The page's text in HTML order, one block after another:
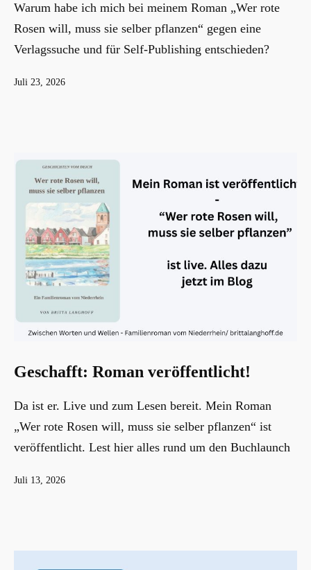
Warum habe ich mich bei meinem Roman „Wer rote
Rosen will, muss sie selber pflanzen“ gegen eine
Verlagssuche und für Self-Publishing entschieden?
Veröffentlicht
Juli 23, 2026
Geschafft: Roman veröffentlicht!
Da ist er. Live und zum Lesen bereit. Mein Roman
„Wer rote Rosen will, muss sie selber pflanzen“ ist
veröffentlicht. Lest hier alles rund um den Buchlaunch
Veröffentlicht
Juli 13, 2026